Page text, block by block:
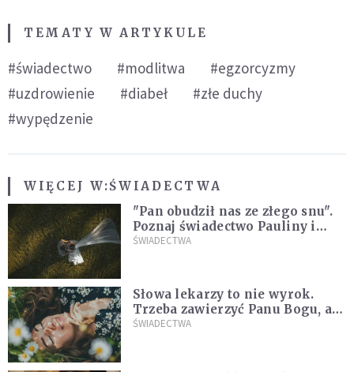
TEMATY W ARTYKULE
#świadectwo #modlitwa
#egzorcyzmy
#uzdrowienie
#diabeł
#złe duchy
#wypędzenie
WIĘCEJ W:ŚWIADECTWA
"Pan obudził nas ze złego snu".
Poznaj świadectwo Pauliny i
Marcina, którzy są razem dzięki
ŚWIADECTWA
Słowa lekarzy to nie wyrok.
Trzeba zawierzyć Panu Bogu, a
On wszystkim się zajmie
ŚWIADECTWA